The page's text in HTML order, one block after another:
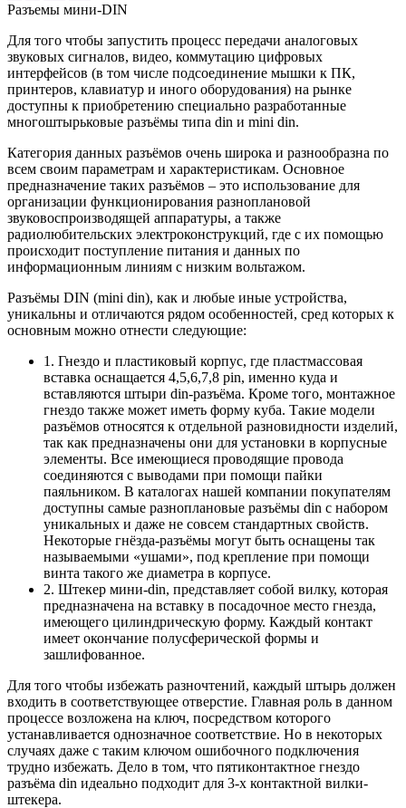
Разъeмы мини-DIN
Для того чтобы запустить процесс передачи аналоговых
звуковых сигналов, видео, коммутацию цифровых
интерфейсов (в том числе подсоединение мышки к ПК,
принтеров, клавиатур и иного оборудования) на рынке
доступны к приобретению специально разработанные
многоштырьковые разъёмы типа din и mini din.
Категория данных разъёмов очень широка и разнообразна по
всем своим параметрам и характеристикам. Основное
предназначение таких разъёмов – это использование для
организации функционирования разноплановой
звуковоспроизводящей аппаратуры, а также
радиолюбительских электроконструкций, где с их помощью
происходит поступление питания и данных по
информационным линиям с низким вольтажом.
Разъёмы DIN (mini din), как и любые иные устройства,
уникальны и отличаются рядом особенностей, сред которых к
основным можно отнести следующие:
1. Гнездо и пластиковый корпус, где пластмассовая
вставка оснащается 4,5,6,7,8 pin, именно куда и
вставляются штыри din-разъёма. Кроме того, монтажное
гнездо также может иметь форму куба. Такие модели
разъёмов относятся к отдельной разновидности изделий,
так как предназначены они для установки в корпусные
элементы. Все имеющиеся проводящие провода
соединяются с выводами при помощи пайки
паяльником. В каталогах нашей компании покупателям
доступны самые разноплановые разъёмы din с набором
уникальных и даже не совсем стандартных свойств.
Некоторые гнёзда-разъёмы могут быть оснащены так
называемыми «ушами», под крепление при помощи
винта такого же диаметра в корпусе.
2. Штекер мини-din, представляет собой вилку, которая
предназначена на вставку в посадочное место гнезда,
имеющего цилиндрическую форму. Каждый контакт
имеет окончание полусферической формы и
зашлифованное.
Для того чтобы избежать разночтений, каждый штырь должен
входить в соответствующее отверстие. Главная роль в данном
процессе возложена на ключ, посредством которого
устанавливается однозначное соответствие. Но в некоторых
случаях даже с таким ключом ошибочного подключения
трудно избежать. Дело в том, что пятиконтактное гнездо
разъёма din идеально подходит для 3-х контактной вилки-
штекера.